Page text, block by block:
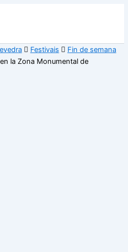
Festivais
Fin de semana
la Zona Monumental de